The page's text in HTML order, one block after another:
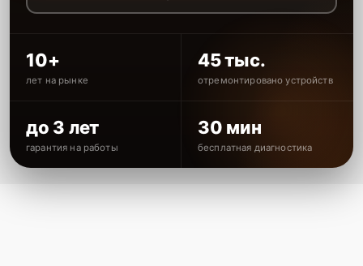
10+
лет на рынке
45 тыс.
отремонтировано устройств
до 3 лет
гарантия на работы
30 мин
бесплатная диагностика